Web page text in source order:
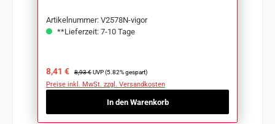
Artikelnummer: V2578N-vigor
**Lieferzeit: 7-10 Tage
Verkaufspreis:
8,41 € Regulärer Preis:
8,93 € UVP (5.82% gespart)
Preise inkl. MwSt. zzgl. Versandkosten
In den Warenkorb